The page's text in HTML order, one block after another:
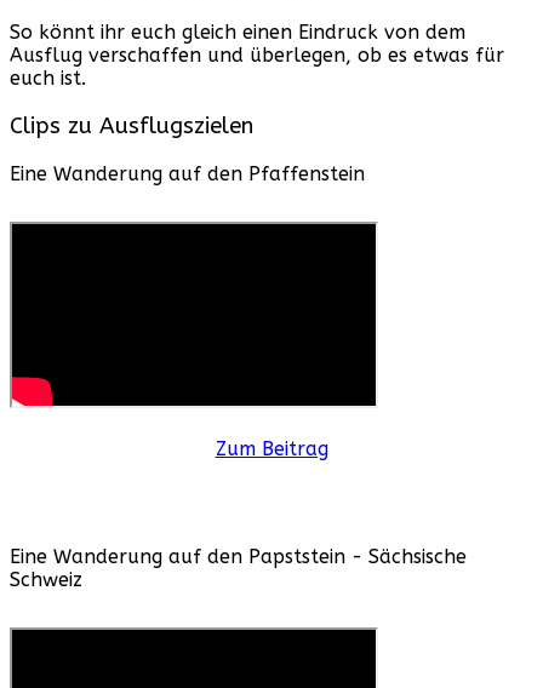
So könnt ihr euch gleich einen Eindruck von dem
Ausflug verschaffen und überlegen, ob es etwas für
euch ist.
Clips zu Ausflugszielen
Eine Wanderung auf den Pfaffenstein
Zum Beitrag
Eine Wanderung auf den Papststein - Sächsische
Schweiz